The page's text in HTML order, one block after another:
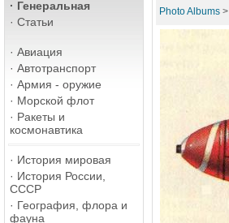
· Генеральная
· Статьи
· Авиация
· Автотранспорт
· Армия - оружие
· Морской флот
· Ракеты и
космонавтика
· История мировая
· История России,
СССР
· География, флора и
фауна
Photo Albums >